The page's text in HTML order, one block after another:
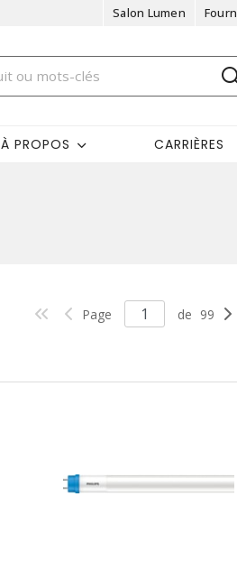
Salon Lumen
À PROPOS CARRIÈRES
Page de 99